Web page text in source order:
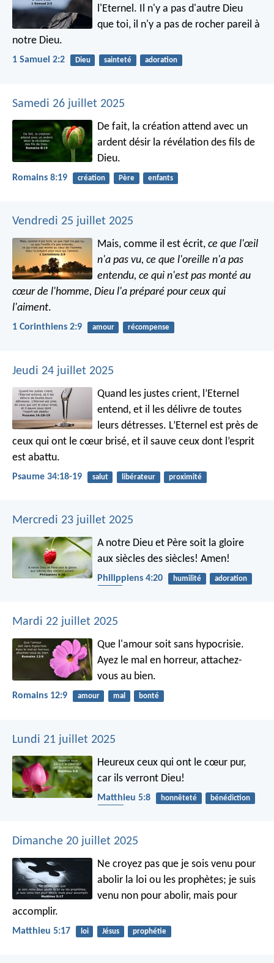
l'Eternel. Il n'y a pas d'autre Dieu
que toi, il n'y a pas de rocher pareil à
notre Dieu.
1 Samuel 2:2 Dieu sainteté adoration
Samedi 26 juillet 2025
De fait, la création attend avec un
ardent désir la révélation des fils de
Dieu.
Romains 8:19 création Père enfants
Vendredi 25 juillet 2025
Mais, comme il est écrit,ce que l'œil
n'a pas vu, ce que l'oreille n'a pas
entendu, ce qui n'est pas monté au
cœur de l'homme, Dieu l'a préparé pour ceux qui
l'aiment.
1 Corinthiens 2:9 amour récompense
Jeudi 24 juillet 2025
Quand les justes crient, l’Eternel
entend, et il les délivre de toutes
leurs détresses. L’Eternel est près de
ceux qui ont le cœur brisé, et il sauve ceux dont l’esprit
est abattu.
Psaume 34:18-19 salut libérateur proximité
Mercredi 23 juillet 2025
A notre Dieu et Père soit la gloire
aux siècles des siècles! Amen!
Philippiens 4:20 humilité
adoration
Mardi 22 juillet 2025
Que l'amour soit sans hypocrisie.
Ayez le mal en horreur, attachez-
vous au bien.
Romains 12:9 amour mal bonté
Lundi 21 juillet 2025
Heureux ceux qui ont le cœur pur,
car ils verront Dieu!
Matthieu 5:8 honnêteté
bénédiction
Dimanche 20 juillet 2025
Ne croyez pas que je sois venu pour
abolir la loi ou les prophètes; je suis
venu non pour abolir, mais pour
accomplir.
Matthieu 5:17 loi Jésus prophétie